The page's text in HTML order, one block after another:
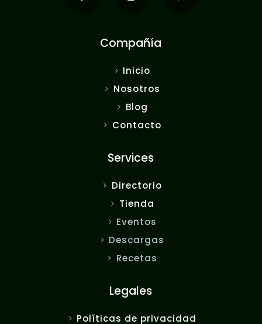
Compañía
Inicio
Nosotros
Blog
Contacto
Services
Directorio
Tienda
Eventos
Descargas
Recetas
Legales
Políticas de privacidad